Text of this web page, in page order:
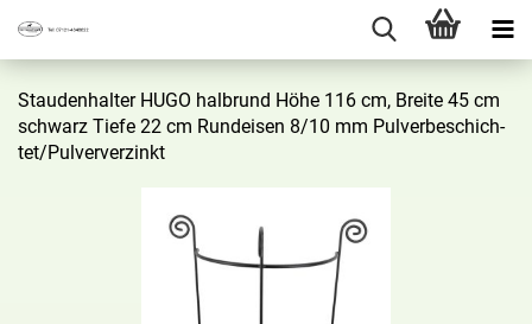
Stau­den­hal­ter HUGO halb­rund Höhe 116 cm, Brei­te 45 cm
schwarz Tiefe 22 cm Rund­ei­sen 8/10 mm Pul­ver­be­schich­
tet/Pul­ver­ver­zinkt